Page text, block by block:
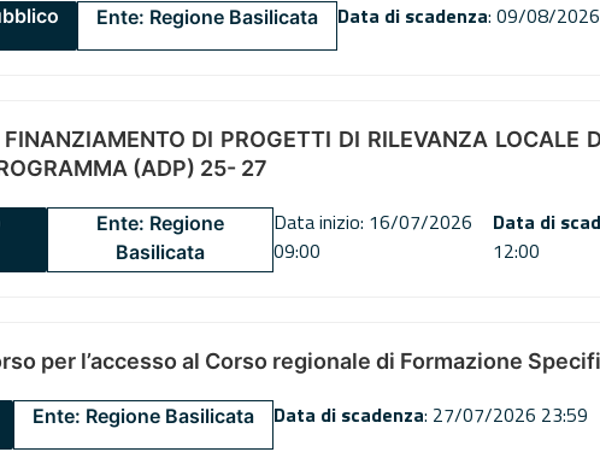
Ente: Regione Basilicata Data di scadenza: 09/08/
DI PROGETTI DI RILEVANZA
(ADP) 25- 27
Ente: Regione
Basilicata
Data inizio: 16/07/2026
09:00
Data di
12:00
per l’accesso al Corso regionale di Formazione
Ente: Regione Basilicata Data di scadenza: 27/07/2026 23:59